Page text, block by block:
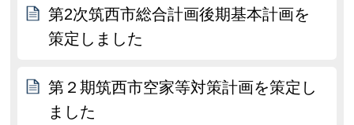
第2次筑西市総合計画後期基本計画を
策定しました
第２期筑西市空家等対策計画を策定し
ました